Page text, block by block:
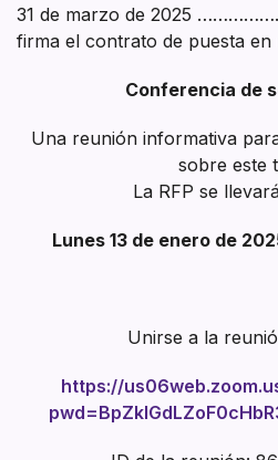
31 de marzo de 2025
firma el contrato de puesta en
Conferencia de
Una reunión informativa
sobre este
La RFP se
Lunes 13 de enero de
Unirse a la
https://